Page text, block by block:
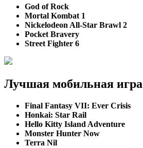
God of Rock
Mortal Kombat 1
Nickelodeon All-Star Brawl 2
Pocket Bravery
Street Fighter 6
Лучшая мобильная игра
Final Fantasy VII: Ever Crisis
Honkai: Star Rail
Hello Kitty Island Adventure
Monster Hunter Now
Terra Nil